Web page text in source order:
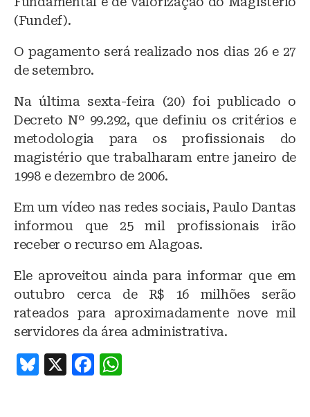
k
(Fundef).
O pagamento será realizado nos dias 26 e 27
de setembro.
Na última sexta-feira (20) foi publicado o
Decreto Nº 99.292, que definiu os critérios e
metodologia para os profissionais do
magistério que trabalharam entre janeiro de
1998 e dezembro de 2006.
Em um vídeo nas redes sociais, Paulo Dantas
informou que 25 mil profissionais irão
receber o recurso em Alagoas.
Ele aproveitou ainda para informar que em
outubro cerca de R$ 16 milhões serão
rateados para aproximadamente nove mil
servidores da área administrativa.
B
X
F